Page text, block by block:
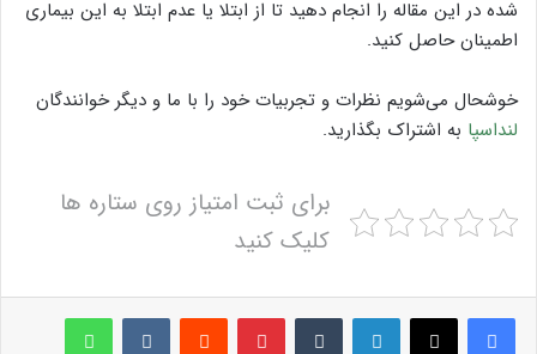
شده در این مقاله را انجام دهید تا از ابتلا یا عدم ابتلا به این بیماری
اطمینان حاصل کنید.
خوشحال می‌شویم نظرات و تجربیات خود را با ما و دیگر خوانندگان
لنداسپا به اشتراک بگذارید.
برای ثبت امتیاز روی ستاره ها
کلیک کنید
لینکدین ‫تامبلر پینترست‫رددیت ‫VKontakteواتس آپ